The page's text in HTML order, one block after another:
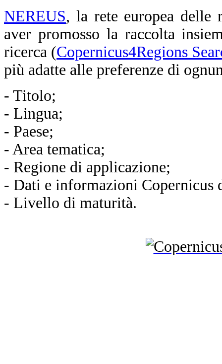
NEREUS, la rete europea delle
aver promosso la raccolta
ricerca (Copernicus4Regions
più adatte alle preferenze di
- Titolo;
- Lingua;
- Paese;
- Area tematica;
- Regione di applicazione;
- Dati e informazioni Copernicus
- Livello di maturità.